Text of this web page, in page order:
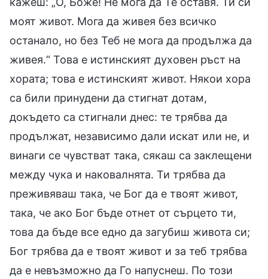
моят живот. Мога да живея без всичко
останало, но без Теб не мога да продължа да
живея.“ Това е истинският духовен ръст на
хората; това е истинският живот. Някои хора
са били принудени да стигнат дотам,
докъдето са стигнали днес: те трябва да
продължат, независимо дали искат или не, и
винаги се чувстват така, сякаш са заклещени
между чука и наковалнята. Ти трябва да
преживяваш така, че Бог да е твоят живот,
така, че ако Бог бъде отнет от сърцето ти,
това да бъде все едно да загубиш живота си;
Бог трябва да е твоят живот и за теб трябва
да е невъзможно да Го напуснеш. По този